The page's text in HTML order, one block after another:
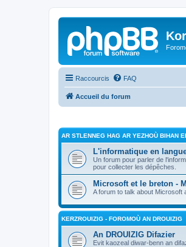
Raccourcis FAQ
Accueil du forum
AR STLENNEG HAG AR YEZHOÙ BIHAN
L'informatique en
Un forum pour parler de
pour collecter les dépêches.
Microsoft et le breton -
A forum to talk about Microsoft
KERZROUIZIG - FOROMOÙ AN DROUIZIG
An DROUIZIG Difazier
Evit kaozeal diwar-benn an